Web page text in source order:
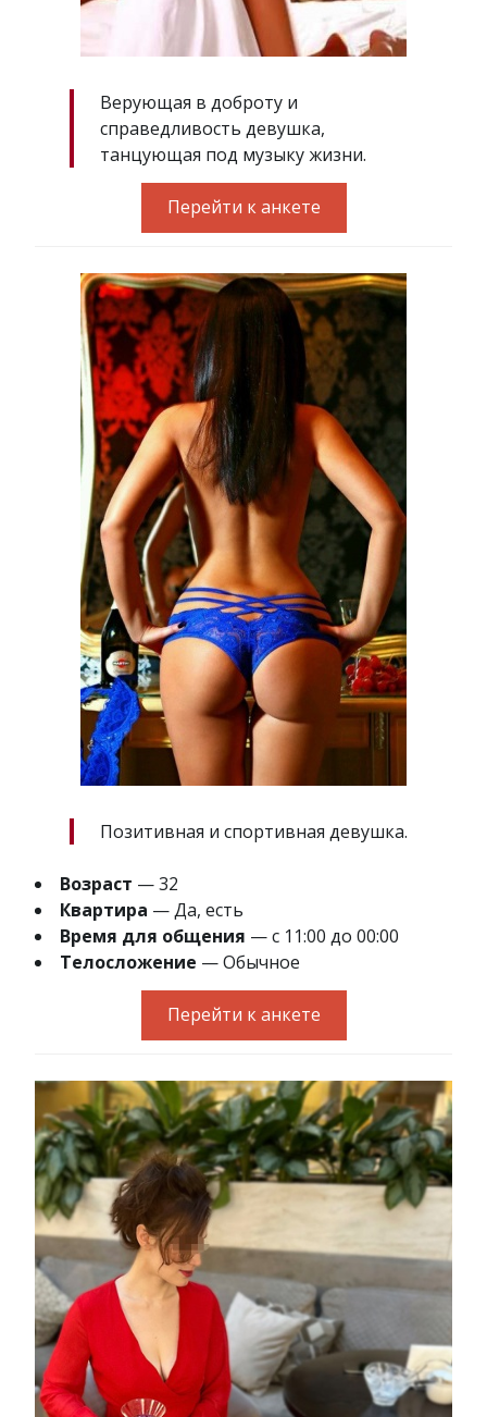
Верующая в доброту и
справедливость девушка,
танцующая под музыку жизни.
Перейти к анкете
Позитивная и спортивная девушка.
Возраст — 32
Квартира — Да, есть
Время для общения — с 11:00 до 00:00
Телосложение — Обычное
Перейти к анкете